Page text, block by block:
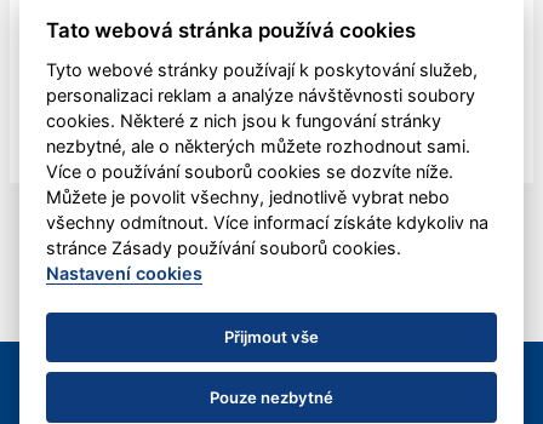
Máme v týmu ideální kombinaci dravého mládí a zkušenosti
starších hráčů, říká kapitán Litic Zdeněk Slanec
Litice v minulé sezóně soupeřily o první místo v základní
části, nakonec se umístily na druhé pozici, po play off jim
patřila...
© 2012 - 2026 HBC Plzeň-Litice, z.s. &eSports.cz|Kontaktujte
nás
Tato webová stránka používá cookies
Tyto webové stránky používají k poskytování služeb,
personalizaci reklam a analýze návštěvnosti soubory
cookies. Některé z nich jsou k fungování stránky
nezbytné, ale o některých můžete rozhodnout sami.
Více o používání souborů cookies se dozvíte níže.
Můžete je povolit všechny, jednotlivě vybrat nebo
všechny odmítnout. Více informací získáte kdykoliv na
stránce Zásady používání souborů cookies.
Nastavení cookies
Přijmout vše
Pouze nezbytné